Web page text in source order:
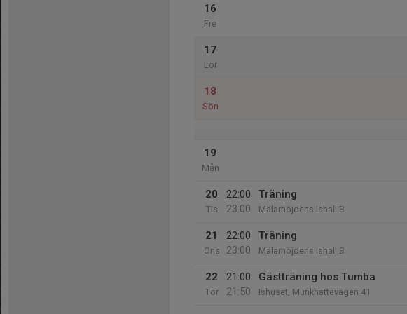
16
Fre
17
Lör
18
Sön
19
Mån
20
Tis
22:00
23:00
Träning
Mälarhöjdens Ishall B
21
Ons
22:00
23:00
Träning
Mälarhöjdens Ishall B
22
Tor
21:00
21:50
Gästträning hos Tumba
Ishuset, Munkhättevägen 41